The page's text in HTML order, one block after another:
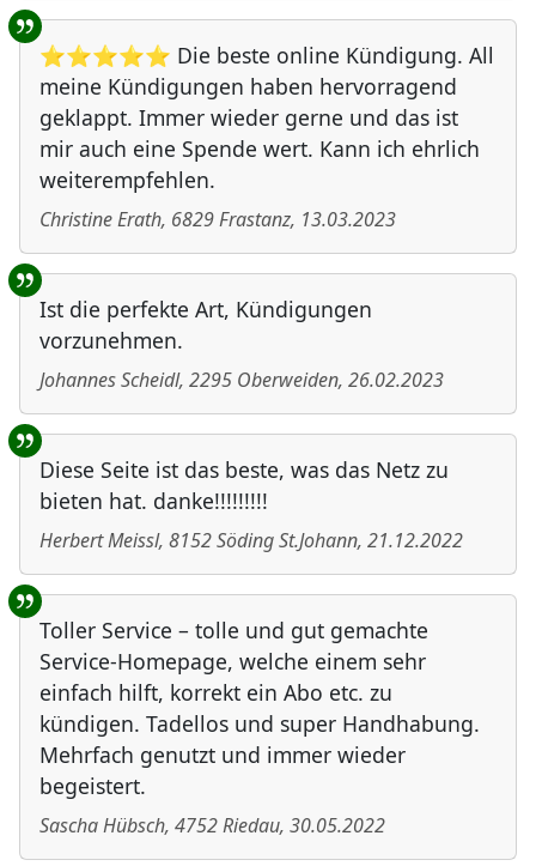
⭐⭐⭐⭐⭐ Die beste online Kündigung. All
meine Kündigungen haben hervorragend
geklappt. Immer wieder gerne und das ist
mir auch eine Spende wert. Kann ich ehrlich
weiterempfehlen.
Christine Erath, 6829Frastanz, 13.03.2023
Ist die perfekte Art, Kündigungen
vorzunehmen.
Johannes Scheidl, 2295 Oberweiden, 26.02.2023
Diese Seite ist das beste, was das Netz zu
bieten hat. danke!!!!!!!!!
Herbert Meissl, 8152Söding St.Johann, 21.12.2022
Toller Service – tolle und gut gemachte
Service-Homepage, welche einem sehr
einfach hilft, korrekt ein Abo etc. zu
kündigen. Tadellos und super Handhabung.
Mehrfach genutzt und immer wieder
begeistert.
Sascha Hübsch, 4752Riedau, 30.05.2022